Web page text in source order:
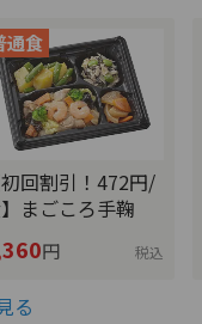
回割引！472円/
まごころ手鞠
円 税込
る